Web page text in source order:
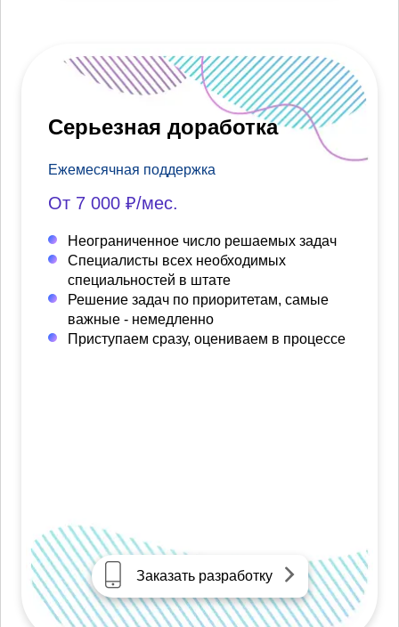
Серьезная доработка
Ежемесячная поддержка
От 7 000 ₽/мес.
Неограниченное число решаемых задач
Специалисты всех необходимых
специальностей в штате
Решение задач по приоритетам, самые
важные - немедленно
Приступаем сразу, оцениваем в процессе
Заказать разработку